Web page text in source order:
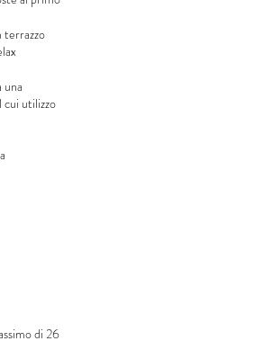
terrazzo
una
cui utilizzo
di 26